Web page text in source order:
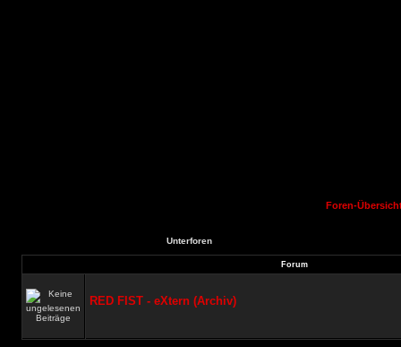
Foren-
Unterforen
Forum
RED FIST - eXtern (Archiv)